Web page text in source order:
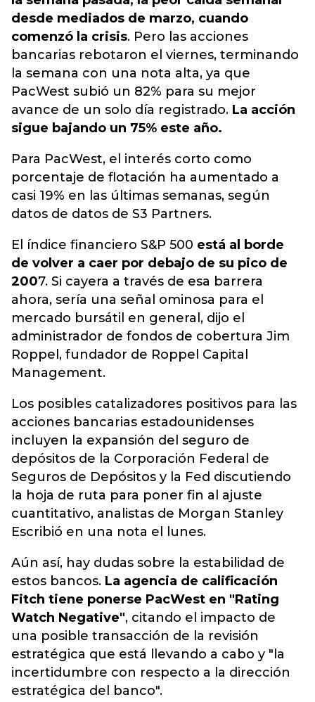
desde mediados de marzo, cuando
comenzó la crisis. Pero las acciones
bancarias rebotaron el viernes, terminando
la semana con una nota alta, ya que
PacWest subió un 82% para su mejor
avance de un solo día registrado. La acción
sigue bajando un 75% este año.
Para PacWest, el interés corto como
porcentaje de flotación ha aumentado a
casi 19% en las últimas semanas, según
datos de datos de S3 Partners.
El índice financiero S&P 500 está al borde
de volver a caer por debajo de su pico de
2007. Si cayera a través de esa barrera
ahora, sería una señal ominosa para el
mercado bursátil en general, dijo el
administrador de fondos de cobertura Jim
Roppel, fundador de Roppel Capital
Management.
Los posibles catalizadores positivos para las
acciones bancarias estadounidenses
incluyen la expansión del seguro de
depósitos de la Corporación Federal de
Seguros de Depósitos y la Fed discutiendo
la hoja de ruta para poner fin al ajuste
cuantitativo, analistas de Morgan Stanley
Escribió en una nota el lunes.
Aún así, hay dudas sobre la estabilidad de
estos bancos. La agencia de calificación
Fitch tiene ponerse PacWest en "Rating
Watch Negative", citando el impacto de
una posible transacción de la revisión
estratégica que está llevando a cabo y "la
incertidumbre con respecto a la dirección
estratégica del banco".